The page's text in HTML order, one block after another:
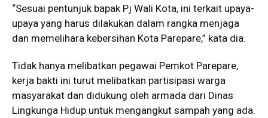
“Sesuai pentunjuk bapak Pj Wali Kota, ini terkait upaya-
upaya yang harus dilakukan dalam rangka menjaga
dan memelihara kebersihan Kota Parepare,” kata dia.
Tidak hanya melibatkan pegawai Pemkot Parepare,
kerja bakti ini turut melibatkan partisipasi warga
masyarakat dan didukung oleh armada dari Dinas
Lingkunga Hidup untuk mengangkut sampah yang ada.